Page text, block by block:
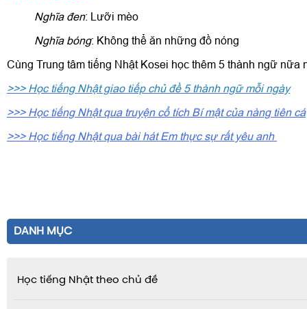
Nghĩa đen: Lưỡi mèo
Nghĩa bóng: Không thể ăn những đồ nóng
Cùng Trung tâm tiếng Nhật Kosei học thêm 5 thành ngữ nữa
>>> Học tiếng Nhật giao tiếp chủ đề 5 thành ngữ mỗi ngày
>>> Học tiếng Nhật qua truyện cổ tích Bí mật của nàng tiên cá
>>> Học tiếng Nhật qua bài hát Em thực sự rất yêu anh
DANH MỤC
Học tiếng Nhật theo chủ đề